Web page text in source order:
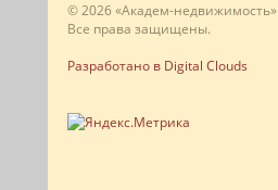
© 2026 «Академ-недвижимость»
Все права защищены.
Разработано в Digital Clouds